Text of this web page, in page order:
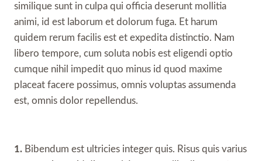
similique sunt in culpa qui officia deserunt mollitia
animi, id est laborum et dolorum fuga. Et harum
quidem rerum facilis est et expedita distinctio. Nam
libero tempore, cum soluta nobis est eligendi optio
cumque nihil impedit quo minus id quod maxime
placeat facere possimus, omnis voluptas assumenda
est, omnis dolor repellendus.
1. Bibendum est ultricies integer quis. Risus quis varius